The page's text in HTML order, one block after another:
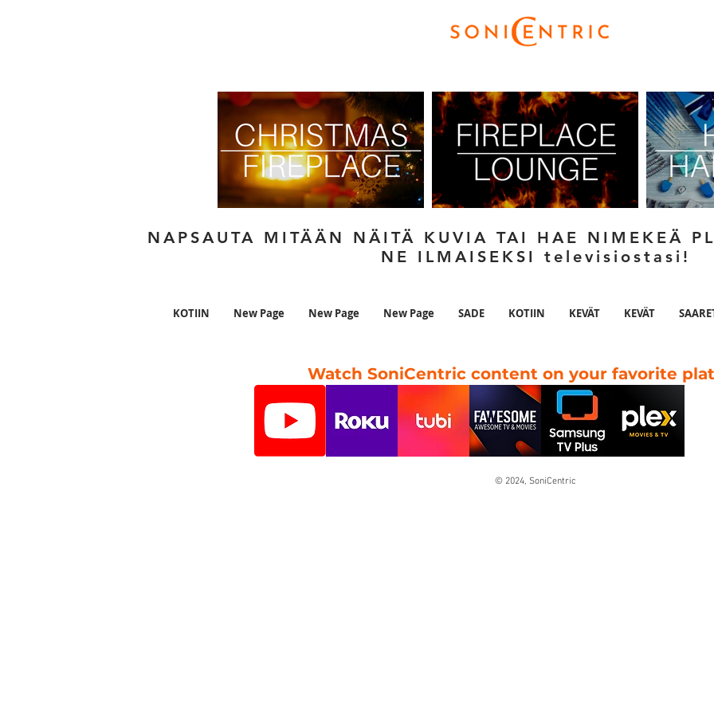
NAPSAUTA MITÄÄN NÄITÄ KUVIA TAI HAE NIMEKEÄ
NE ILMAISEKSI televisiostasi!
KOTIIN New Page New Page New Page SADE KOTIIN KEVÄT KEVÄT
Watch SoniCentric content on your favorite
© 2024, SoniCentric